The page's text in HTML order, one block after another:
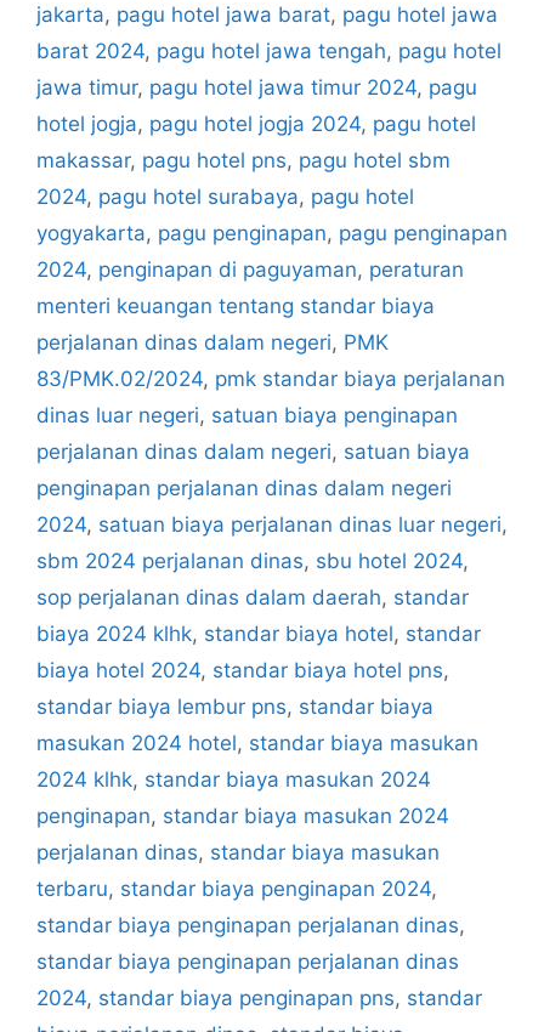
jakarta, pagu hotel jawa barat, pagu hotel jawa
barat 2024, pagu hotel jawa tengah, pagu hotel
jawa timur, pagu hotel jawa timur 2024, pagu
hotel jogja, pagu hotel jogja 2024, pagu hotel
makassar, pagu hotel pns, pagu hotel sbm
2024, pagu hotel surabaya, pagu hotel
yogyakarta, pagu penginapan, pagu penginapan
2024, penginapan di paguyaman, peraturan
menteri keuangan tentang standar biaya
perjalanan dinas dalam negeri, PMK
83/PMK.02/2024, pmk standar biaya perjalanan
dinas luar negeri, satuan biaya penginapan
perjalanan dinas dalam negeri, satuan biaya
penginapan perjalanan dinas dalam negeri
2024, satuan biaya perjalanan dinas luar negeri,
sbm 2024 perjalanan dinas, sbu hotel 2024,
sop perjalanan dinas dalam daerah, standar
biaya 2024 klhk, standar biaya hotel, standar
biaya hotel 2024, standar biaya hotel pns,
standar biaya lembur pns, standar biaya
masukan 2024 hotel, standar biaya masukan
2024 klhk, standar biaya masukan 2024
penginapan, standar biaya masukan 2024
perjalanan dinas, standar biaya masukan
terbaru, standar biaya penginapan 2024,
standar biaya penginapan perjalanan dinas,
standar biaya penginapan perjalanan dinas
2024, standar biaya penginapan pns, standar